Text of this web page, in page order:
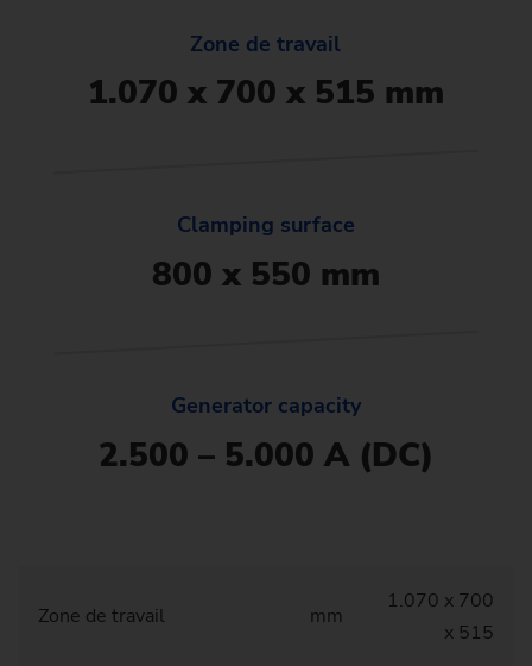
Zone de travail
1.070 x 700 x 515 mm
Clamping surface
800 x 550 mm
Generator capacity
2.500 – 5.000 A (DC)
Zone de travail mm
1.070 x 700
x 515